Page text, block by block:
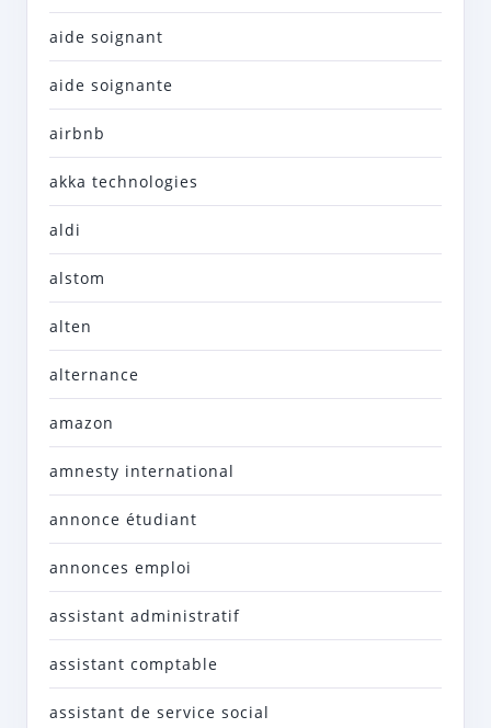
aide soignant
aide soignante
airbnb
akka technologies
aldi
alstom
alten
alternance
amazon
amnesty international
annonce étudiant
annonces emploi
assistant administratif
assistant comptable
assistant de service social